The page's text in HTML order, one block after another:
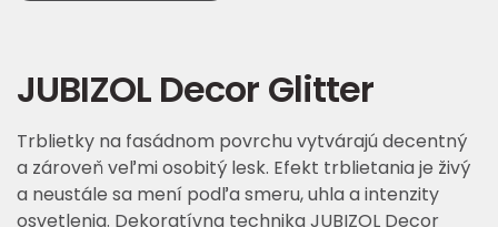
JUBIZOL Decor Glitter
Trblietky na fasádnom povrchu vytvárajú decentný
a zároveň veľmi osobitý lesk. Efekt trblietania je živý
a neustále sa mení podľa smeru, uhla a intenzity
osvetlenia. Dekoratívna technika JUBIZOL Decor